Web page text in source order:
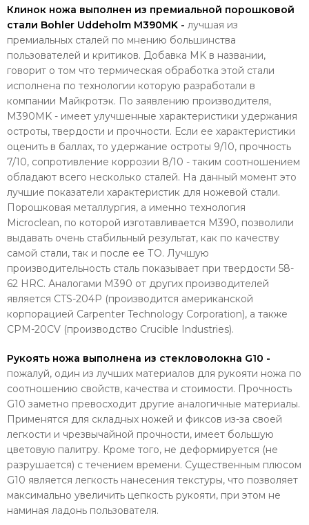
Клинок ножа выполнен из премиальной порошковой
стали Bohler Uddeholm M390MK - лучшая из
премиальных сталей по мнению большинства
пользователей и критиков. Добавка MK в названии,
говорит о том что термическая обработка этой стали
исполнена по технологии которую разработали в
компании Майкротэк. По заявлению производителя,
M390MK - имеет улучшенные характеристики удержания
остроты, твердости и прочности. Если ее характеристики
оценить в баллах, то удержание остроты 9/10, прочность
7/10, сопротивление коррозии 8/10 - таким соотношением
обладают всего несколько сталей. На данный момент это
лучшие показатели характеристик для ножевой стали.
Порошковая металлургия, а именно технология
Microclean, по которой изготавливается M390, позволили
выдавать очень стабильный результат, как по качеству
самой стали, так и после ее ТО. Лучшую
производительность сталь показывает при твердости 58-
62 HRC. Аналогами M390 от других производителей
является CTS-204P (производится американской
корпорацией Carpenter Technology Corporation), а также
CPM-20CV (производство Crucible Industries).
Рукоять ножа выполнена из стекловолокна G10 -
пожалуй, один из лучших материалов для рукояти ножа по
соотношению свойств, качества и стоимости. Прочность
G10 заметно превосходит другие аналогичные материалы.
Применятся для складных ножей и фиксов из-за своей
легкости и чрезвычайной прочности, имеет большую
цветовую палитру. Кроме того, не деформируется (не
разрушается) с течением времени. Существенным плюсом
G10 является легкость нанесения текстуры, что позволяет
максимально увеличить цепкость рукояти, при этом не
наминая ладонь пользователя.